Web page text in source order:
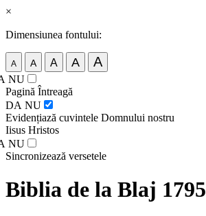
×
Dimensiunea fontului:
A A A A A
NU
Pagină Întreagă
DA NU
Evidențiază cuvintele Domnului nostru
Iisus Hristos
NU
Sincronizează versetele
Biblia de la Blaj 1795